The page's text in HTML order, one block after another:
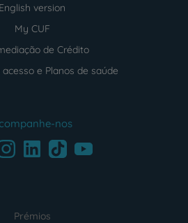
English version
My CUF
de Crédito
e Planos de saúde
nos
LinkedInTikTokYoutube
Prémios